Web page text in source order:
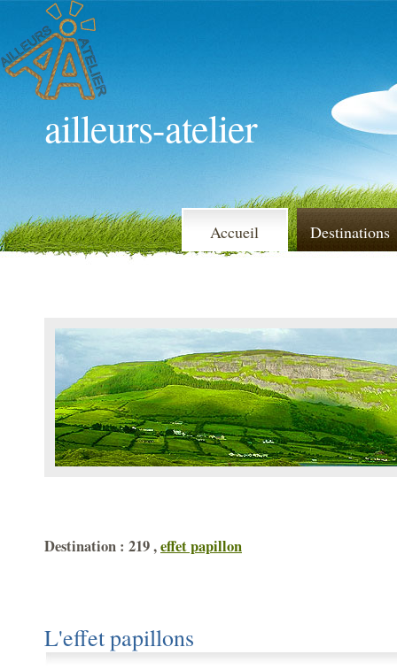
ailleurs-atelier
Accueil Destinations
Destination : 219 ,effet papillon
L'effet papillons